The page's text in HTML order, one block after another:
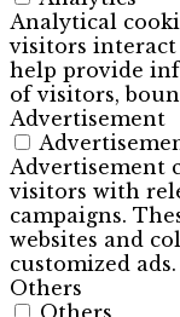
Analytical
visitors interact
help provide
of visitors,
Advertisement
Advertisement
visitors with
campaigns.
websites and
customized ads.
Others